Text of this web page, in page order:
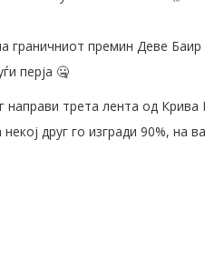
граничниот премин Деве Баир
перја 🤐
направи трета лента од
друг го изгради 90%, на